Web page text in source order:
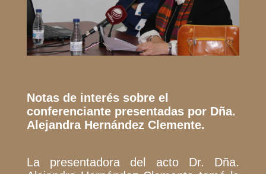
Notas de interés sobre el
conferenciante presentadas por Dña.
Alejandra Hernández Clemente.
La presentadora del acto Dr. Dña.